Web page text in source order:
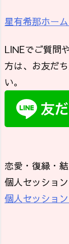
星有希那ホー
LINEでご質問
方は、お友だ
い。
恋愛・復縁・
個人セッショ
個人セッショ